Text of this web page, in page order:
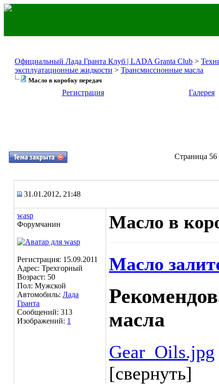
Официальный Лада Гранта Клуб | LADA Granta Club >
эксплуатационные жидкости > Трансмиссионные масла
Масло в коробку передач
Регистрация Галерея
Страница 56
31.01.2012, 21:48
wasp
Форумчанин
Регистрация: 15.09.2011
Адрес: Трехгорный
Возраст: 50
Пол: Мужской
Автомобиль: Лада
Гранта
Сообщений: 313
Изображений: 1
Масло в
Масло
масла
Gear_Oils.jpg
[свернуть]